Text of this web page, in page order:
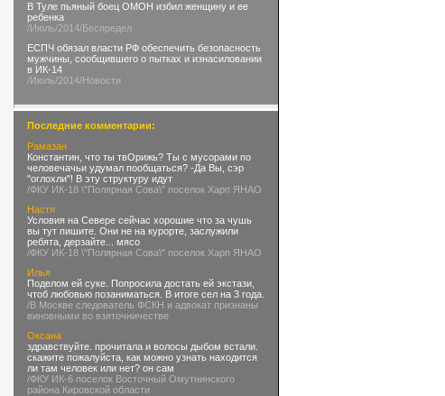
В Туле пьяный боец ОМОН избил женщину и ее
ребенка
/Июль/2014/Беспредел
ЕСПЧ обязал власти РФ обеспечить безопасность
мужчины, сообщившего о пытках и изнасиловании
в ИК-14
/Июль/2014/Новости
Последние комментарии:
Рамазан
Константин, что ты твОрижь? Ты с мусорами по
человечачьи удумал пообщаться? -Да Вы, сэр
"оглохли"! В эту структуру идут
/ФКУ ИК-18 \"Полярная Сова\" поселок Харп ЯНАО
Настя
Условия на Севере сейчас хорошие что за чушь
вы тут пишите. Они не на курорте, заслужили
ребята, дерзайте... мясо
/ФКУ ИК-18 \"Полярная Сова\" поселок Харп ЯНАО
Илья
Поделом ей суке. Попросила достать ей экстази,
чтоб любовью позаниматься. В итоге сел на 3 года.
/В Москве следователь ФСКН и адвокат признаны
виновными во взяточничестве
Оксана
здравствуйте. прочитала и волосы дыбом встали.
скажите пожалуйста, как можно узнать находится
ли там человек или нет? он сам
/ФКУ ИК-6 поселок Восточный Омутнинского
района Кировской области